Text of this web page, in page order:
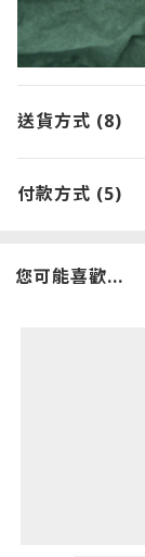
送貨方式 (8)
付款方式 (5)
您可能喜歡...